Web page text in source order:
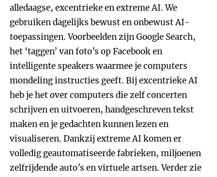
alledaagse, excentrieke en extreme AI. We
gebruiken dagelijks bewust en onbewust AI-
toepassingen. Voorbeelden zijn Google Search,
het ‘taggen’ van foto’s op Facebook en
intelligente speakers waarmee je computers
mondeling instructies geeft. Bij excentrieke AI
heb je het over computers die zelf concerten
schrijven en uitvoeren, handgeschreven tekst
maken en je gedachten kunnen lezen en
visualiseren. Dankzij extreme AI komen er
volledig geautomatiseerde fabrieken, miljoenen
zelfrijdende auto’s en virtuele artsen. Verder zie